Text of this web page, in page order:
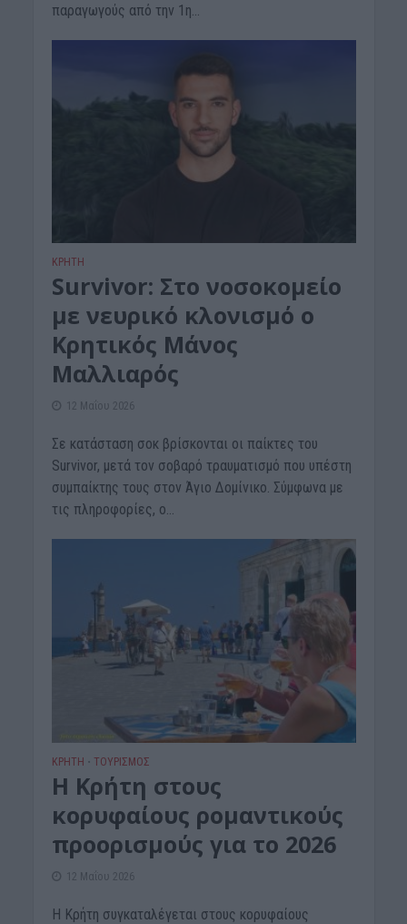
παραγωγούς από την 1η...
ΚΡΗΤΗ
Survivor: Στο νοσοκομείο
με νευρικό κλονισμό ο
Κρητικός Μάνος
Μαλλιαρός
12 Μαΐου 2026
Σε κατάσταση σοκ βρίσκονται οι παίκτες του
Survivor, μετά τον σοβαρό τραυματισμό που υπέστη
συμπαίκτης τους στον Άγιο Δομίνικο. Σύμφωνα με
τις πληροφορίες, ο...
ΚΡΗΤΗ • ΤΟΥΡΙΣΜΟΣ
Η Κρήτη στους
κορυφαίους ρομαντικούς
προορισμούς για το 2026
12 Μαΐου 2026
Η Κρήτη συγκαταλέγεται στους κορυφαίους